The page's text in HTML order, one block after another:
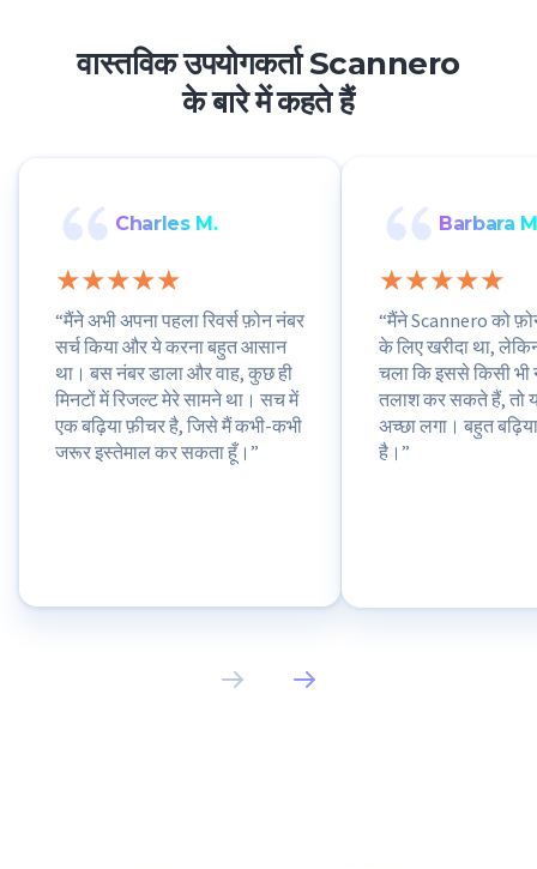
वास्तविक उपयोगकर्ता Scannero
के बारे में कहते हैं
Charles M.
“मैंने अभी अपना पहला रिवर्स फ़ोन नंबर
सर्च किया और ये करना बहुत आसान
था। बस नंबर डाला और वाह, कुछ ही
मिनटों में रिजल्ट मेरे सामने था। सच में
एक बढ़िया फ़ीचर है, जिसे मैं कभी-कभी
जरूर इस्तेमाल कर सकता हूँ।”
Barbara
“मैंने Scannero को
के लिए खरीदा था,
चला कि इससे किसी भी
तलाश कर सकते हैं, तो
अच्छा लगा। बहुत
है।”